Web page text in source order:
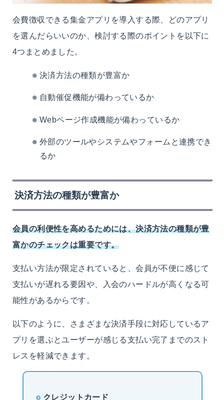
会費徴収できる集金アプリを導入する際、どのアプリ
を選んだらいいのか、検討する際のポイントを以下に
4つまとめました。
決済方法の種類が豊富か
自動催促機能が備わっているか
Webページ作成機能が備わっているか
外部のツールやシステムやフォームと連携でき
るか
決済方法の種類が豊富か
会員の利便性を高めるためには、決済方法の種類が豊
富かのチェックは重要です。
支払い方法が限定されていると、会員が不便に感じて
支払いが遅れる要因や、入会のハードルが高くなる可
能性があるからです。
以下のように、さまざまな決済手段に対応しているア
プリを選ぶとユーザーが感じる支払い完了までのスト
レスを軽減できます。
クレジットカード